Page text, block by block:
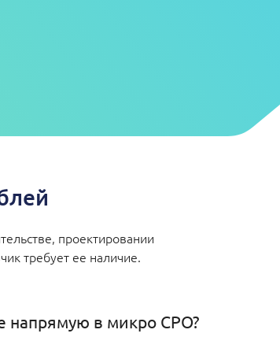
проектировании
требует ее наличие.
напрямую в микро СРО?